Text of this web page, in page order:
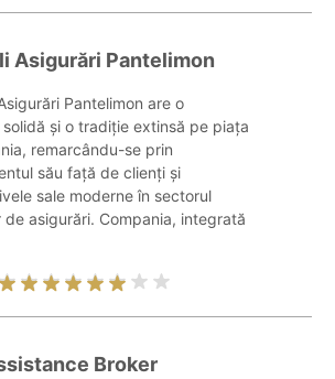
Asigurări Pantelimon
Pantelimon are o
și o tradiție extinsă pe piața
remarcându-se prin
său față de clienți și
sale moderne în sectorul
de asigurări. Compania, integrată
Broker